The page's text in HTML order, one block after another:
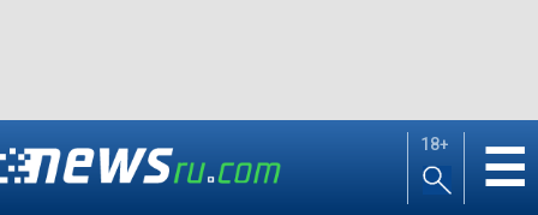
18+ ☰